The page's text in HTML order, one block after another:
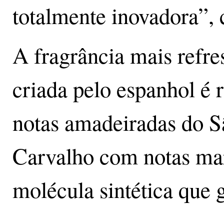
totalmente
A fragrância mais
criada pelo espanhol é
notas amadeiradas do
Carvalho com notas
molécula sintética que